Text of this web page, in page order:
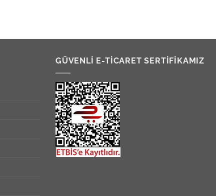
GÜVENLİ E-TİCARET SERTİFİKAMIZ